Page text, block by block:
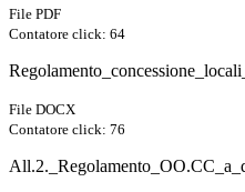
File PDF
Contatore click: 64
File DOCX
Contatore click: 76